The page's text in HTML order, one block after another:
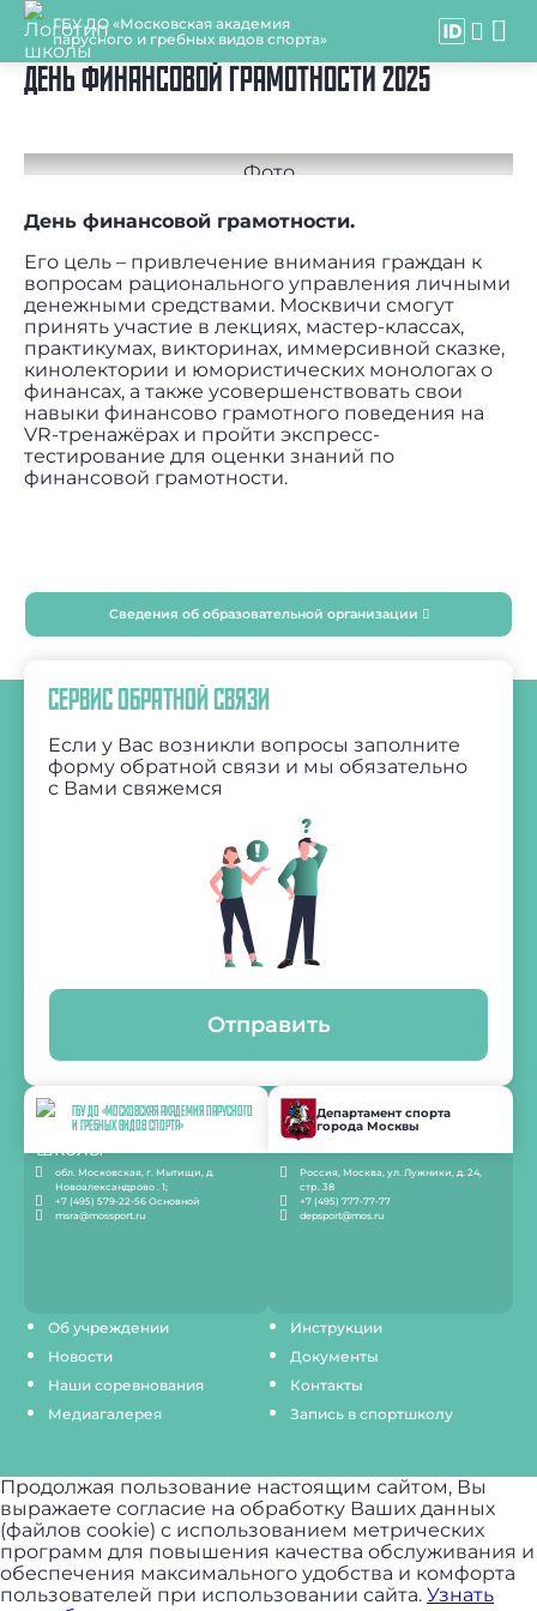
ГБУ ДО «Московская академия
парусного и гребных видов спорта»
ДЕНЬ ФИНАНСОВОЙ ГРАМОТНОСТИ 2025
День финансовой грамотности.
Его цель – привлечение внимания граждан к
вопросам рационального управления личными
денежными средствами. Москвичи смогут
принять участие в лекциях, мастер-классах,
практикумах, викторинах, иммерсивной сказке,
кинолектории и юмористических монологах о
финансах, а также усовершенствовать свои
навыки финансово грамотного поведения на
VR-тренажёрах и пройти экспресс-
тестирование для оценки знаний по
финансовой грамотности.
Сведения об образовательной организации
Об учреждении
Новости
Наши соревнования
Медиагалерея
Инструкции
Документы
Контакты
Запись в спортшколу
СЕРВИС ОБРАТНОЙ СВЯЗИ
Если у Вас возникли вопросы заполните
форму обратной связи и мы обязательно
с Вами свяжемся
Отправить
ГБУ ДО «МОСКОВСКАЯ АКАДЕМИЯ ПАРУСНОГО
И ГРЕБНЫХ ВИДОВ СПОРТА»
обл. Московская, г. Мытищи, д.
Новоалександрово . 1;
+7 (495) 579-22-56 Основной
msra@mossport.ru
Департамент спорта
города Москвы
Россия, Москва, ул. Лужники, д. 24,
стр. 38
+7 (495) 777-77-77
depsport@mos.ru
Продолжая пользование настоящим сайтом, Вы
выражаете согласие на обработку Ваших данных
(файлов cookie) с использованием метрических
программ для повышения качества обслуживания и
обеспечения максимального удобства и комфорта
пользователей при использовании сайта. Узнать